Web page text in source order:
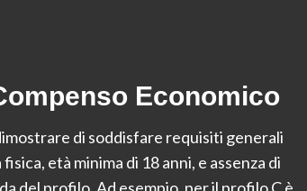
Economico
di soddisfare requisiti generali
età minima di 18 anni, e assenza di